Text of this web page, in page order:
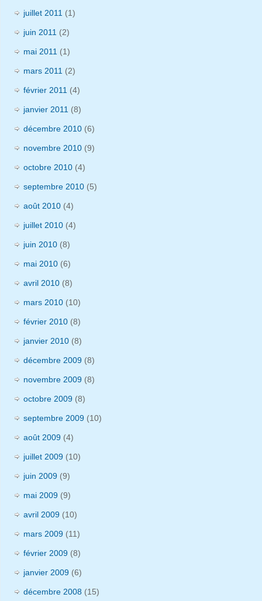
juillet 2011 (1)
juin 2011 (2)
mai 2011 (1)
mars 2011 (2)
février 2011 (4)
janvier 2011 (8)
décembre 2010 (6)
novembre 2010 (9)
octobre 2010 (4)
septembre 2010 (5)
août 2010 (4)
juillet 2010 (4)
juin 2010 (8)
mai 2010 (6)
avril 2010 (8)
mars 2010 (10)
février 2010 (8)
janvier 2010 (8)
décembre 2009 (8)
novembre 2009 (8)
octobre 2009 (8)
septembre 2009 (10)
août 2009 (4)
juillet 2009 (10)
juin 2009 (9)
mai 2009 (9)
avril 2009 (10)
mars 2009 (11)
février 2009 (8)
janvier 2009 (6)
décembre 2008 (15)